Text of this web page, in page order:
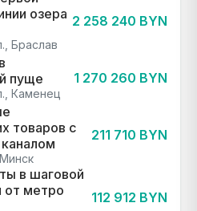
озера
Браслав
2 258 240 BYN
пуще
Каменец
1 270 260 BYN
товаров с
211 710 BYN
в шаговой
от метро
112 912 BYN